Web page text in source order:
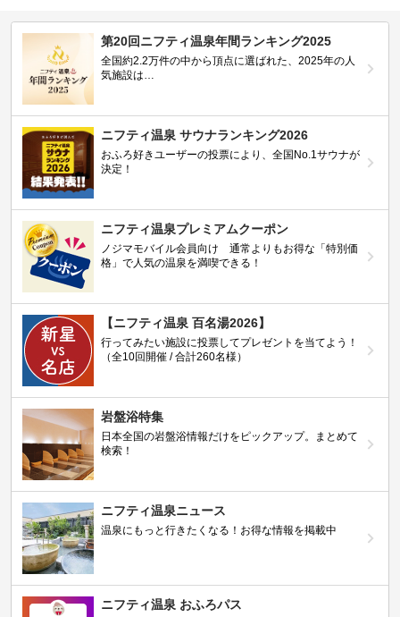
第20回ニフティ温泉年間ランキング2025
全国約2.2万件の中から頂点に選ばれた、2025年の人
気施設は…
ニフティ温泉 サウナランキング2026
おふろ好きユーザーの投票により、全国No.1サウナが
決定！
ニフティ温泉プレミアムクーポン
ノジマモバイル会員向け 通常よりもお得な「特別価
格」で人気の温泉を満喫できる！
【ニフティ温泉 百名湯2026】
行ってみたい施設に投票してプレゼントを当てよう！
（全10回開催 / 合計260名様）
岩盤浴特集
日本全国の岩盤浴情報だけをピックアップ。まとめて
検索！
ニフティ温泉ニュース
温泉にもっと行きたくなる！お得な情報を掲載中
ニフティ温泉 おふろパス